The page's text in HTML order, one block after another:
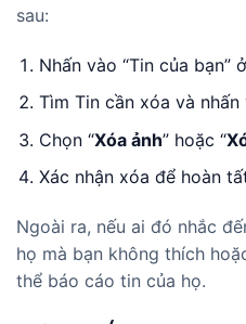
sau:
Nhấn vào “Tin của bạn”
Tìm Tin cần xóa và
Chọn “Xóa ảnh” hoặc “
Xác nhận xóa để hoàn
Ngoài ra, nếu ai đó nhắc
họ mà bạn không thích
thể báo cáo tin của họ.